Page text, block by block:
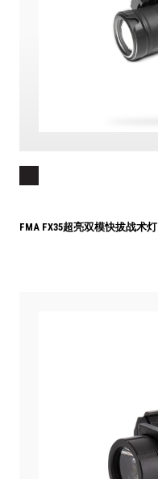
FMA FX35超亮双模快拔战术灯